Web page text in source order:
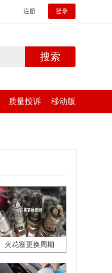
注册 登录
搜索
质量投诉 移动版
火花塞更换周期